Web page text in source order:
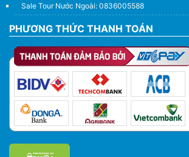
Sale Tour Nước Ngoài: 0836005588
PHƯƠNG THỨC THANH TOÁN